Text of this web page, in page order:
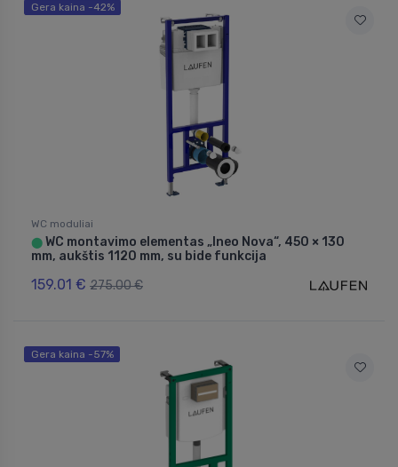
Gera kaina -42%
WC moduliai
⬤ WC montavimo elementas „Ineo Nova“, 450 × 130
mm, aukštis 1120 mm, su bide funkcija
159.01 € 275.00 €
Gera kaina -57%